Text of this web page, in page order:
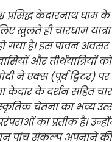
प्रसिद्ध केदारनाथ धाम
खुलते ही चारधाम
गया है। इस पावन अवसर
और तीर्थयात्रियों
ने एक्स (पूर्व ट्विटर)
केदार के दर्शन सहित
चेतना का भव्य
का प्रतीक है।
पांच संकल्प अपनाने